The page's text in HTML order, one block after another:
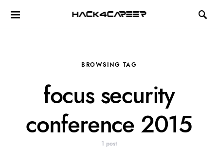
Hack4Career
BROWSING TAG
focus security
conference 2015
1 post